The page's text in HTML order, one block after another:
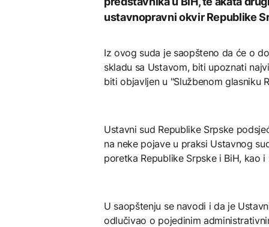
ZDRAVLJE
melanoma: Prvi pacijent
uskoro završava terapiju
ustavnopravni okvir Republike
Iz ovog suda je saopšteno da će o
skladu sa Ustavom, biti upoznati
biti objavljen u "Službenom glasniku
Ustavni sud Republike Srpske
na neke pojave u praksi Ustavnog
poretka Republike Srpske i BiH, kao
U saopštenju se navodi i da je
odlučivao o pojedinim